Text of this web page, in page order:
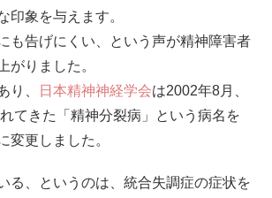
印象を与えます。
も告げにくい、という声が精神障害者
がりました。
り、
日本精神神経学会は2002年8月、
てきた「精神分裂病」という病名を
変更しました。
る、というのは、統合失調症の症状を